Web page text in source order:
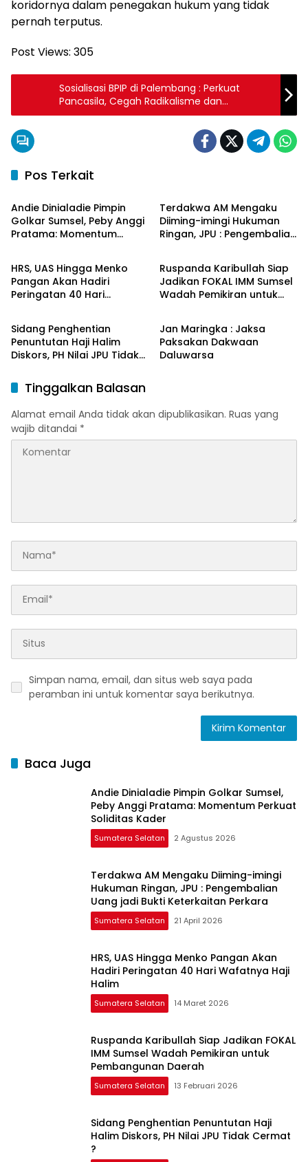
koridornya dalam penegakan hukum yang tidak
pernah terputus.
Post Views: 305
Sosialisasi BPIP di Palembang : Perkuat
Pancasila, Cegah Radikalisme dan
Ekstremisme
Pos Terkait
Sumatera Selatan
Andie Dinialadie Pimpin
Golkar Sumsel, Peby Anggi
Pratama: Momentum
Terdakwa AM Mengaku
Diiming-imingi Hukuman
Ringan, JPU : Pengembalian
Sumatera Selatan
HRS, UAS Hingga Menko
Pangan Akan Hadiri
Peringatan 40 Hari
Sumatera Selatan
Ruspanda Karibullah Siap
Jadikan FOKAL IMM Sumsel
Wadah Pemikiran untuk
Sumatera Selatan
Sidang Penghentian
Penuntutan Haji Halim
Diskors, PH Nilai JPU Tidak
Sumatera Selatan
Jan Maringka : Jaksa
Paksakan Dakwaan
Daluwarsa
Tinggalkan Balasan
Alamat email Anda tidak akan dipublikasikan. Ruas yang
wajib ditandai *
Simpan nama, email, dan situs web saya pada
peramban ini untuk komentar saya berikutnya.
Baca Juga
Andie Dinialadie Pimpin Golkar Sumsel,
Peby Anggi Pratama: Momentum Perkuat
Soliditas Kader
Sumatera Selatan 2 Agustus 2026
Terdakwa AM Mengaku Diiming-imingi
Hukuman Ringan, JPU : Pengembalian
Uang jadi Bukti Keterkaitan Perkara
Sumatera Selatan 21 April 2026
HRS, UAS Hingga Menko Pangan Akan
Hadiri Peringatan 40 Hari Wafatnya Haji
Halim
Sumatera Selatan 14 Maret 2026
Ruspanda Karibullah Siap Jadikan FOKAL
IMM Sumsel Wadah Pemikiran untuk
Pembangunan Daerah
Sumatera Selatan 13 Februari 2026
Sidang Penghentian Penuntutan Haji
Halim Diskors, PH Nilai JPU Tidak Cermat
?